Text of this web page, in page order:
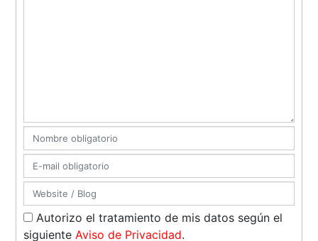
Autorizo el tratamiento de mis datos según el
siguiente Aviso de Privacidad.